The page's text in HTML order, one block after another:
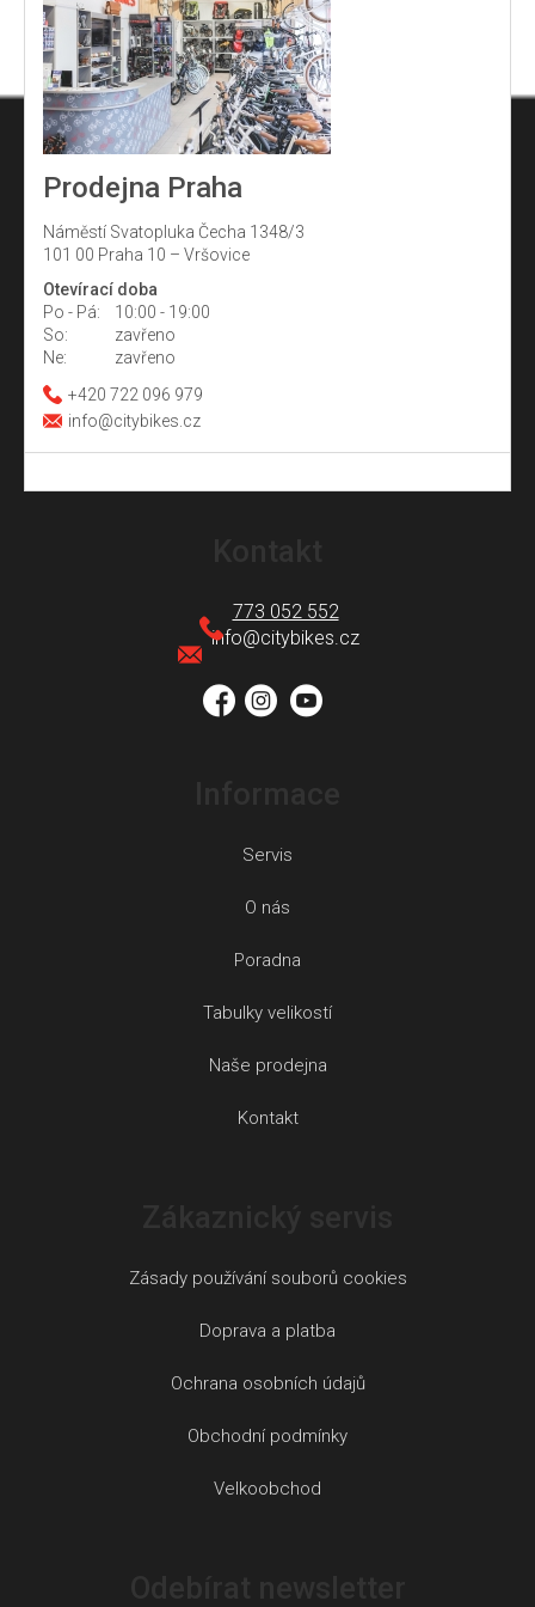
Prodejna Praha
Náměstí Svatopluka Čecha 1348/3
101 00 Praha 10 – Vršovice
Otevírací doba
Po - Pá:
10:00 - 19:00
So:
zavřeno
Ne:
zavřeno
+420 722 096 979
info@citybikes.cz
info@citybikes.cz
773 052 552
Servis
O nás
Poradna
Tabulky velikostí
Naše prodejna
Kontakt
Zásady používání souborů cookies
Doprava a platba
Ochrana osobních údajů
Obchodní podmínky
Velkoobchod